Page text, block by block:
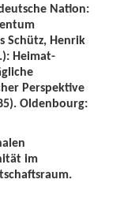
Nation:
Schütz, Henrik
Heimat-
Perspektive
Oldenbourg:
im